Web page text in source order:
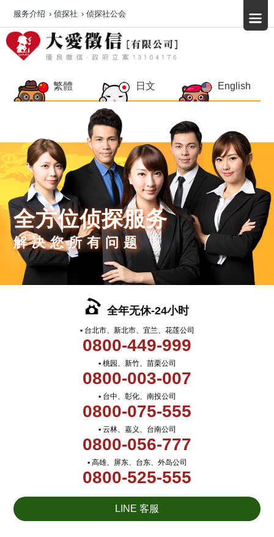
繁體 日文 English
全方位侦探服务
解决您所有问题
全年无休-24小时
▪ 台北市、新北市、宜兰、花莲公司
0800-449-999
▪ 桃园、新竹、苗栗公司
0800-003-007
▪ 台中、彰化、南投公司
0800-075-555
▪ 云林、嘉义、台南公司
0800-056-777
▪ 高雄、屏东、台东、外岛公司
0800-525-555
LINE 客服
服务介绍 › 侦探社 › 侦探社公会